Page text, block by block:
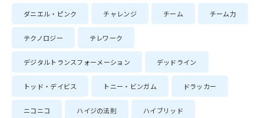
ダニエル・ピンク チャレンジ チーム チーム力
テクノロジー テレワーク
デジタルトランスフォーメーション デッドライン
トッド・デイビス トニー・ビンガム ドラッカー
ニコニコ ハイジの法則 ハイブリッド